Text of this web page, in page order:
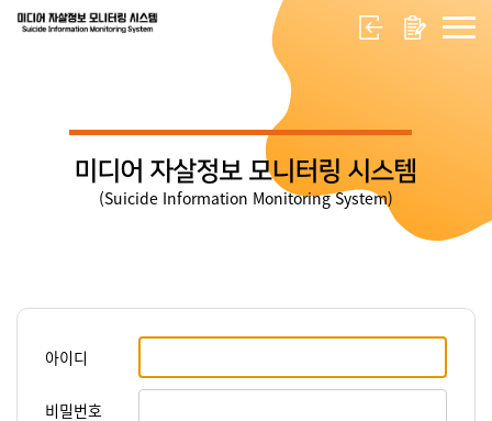
미디어 자살정보 모니터링 시스템
(Suicide Information Monitoring System)
아이디
비밀번호